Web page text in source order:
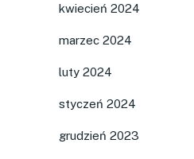
kwiecień 2024
marzec 2024
luty 2024
styczeń 2024
grudzień 2023